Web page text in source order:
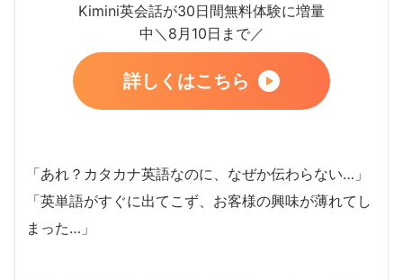
Kimini英会話が30日間無料体験に増量
中＼8月10日まで／
詳しくはこちら
「あれ？カタカナ英語なのに、なぜか伝わらない…」
「英単語がすぐに出てこず、お客様の興味が薄れてし
まった…」